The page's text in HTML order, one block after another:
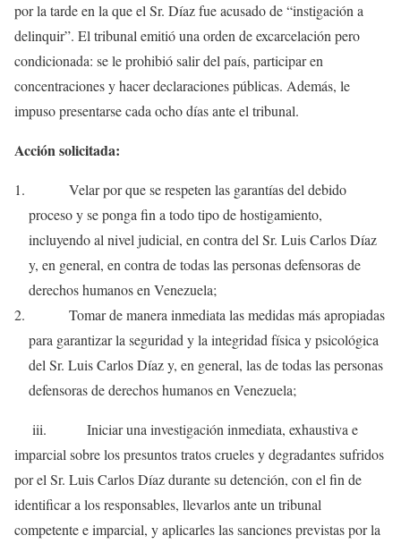
por la tarde en la que el Sr. Díaz fue acusado de “instigación a
delinquir”. El tribunal emitió una orden de excarcelación pero
condicionada: se le prohibió salir del país, participar en
concentraciones y hacer declaraciones públicas. Además, le
impuso presentarse cada ocho días ante el tribunal.
Acción solicitada:
Velar por que se respeten las garantías del debido
proceso y se ponga fin a todo tipo de hostigamiento,
incluyendo al nivel judicial, en contra del Sr. Luis Carlos Díaz
y, en general, en contra de todas las personas defensoras de
derechos humanos en Venezuela;
Tomar de manera inmediata las medidas más apropiadas
para garantizar la seguridad y la integridad física y psicológica
del Sr. Luis Carlos Díaz y, en general, las de todas las personas
defensoras de derechos humanos en Venezuela;
iii. Iniciar una investigación inmediata, exhaustiva e
imparcial sobre los presuntos tratos crueles y degradantes sufridos
por el Sr. Luis Carlos Díaz durante su detención, con el fin de
identificar a los responsables, llevarlos ante un tribunal
competente e imparcial, y aplicarles las sanciones previstas por la